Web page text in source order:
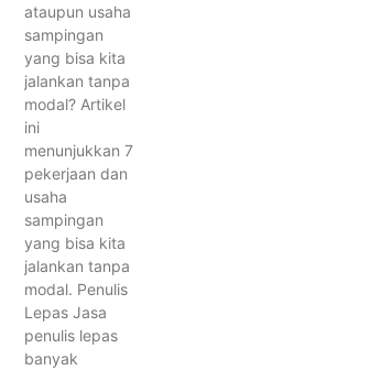
ataupun usaha
sampingan
yang bisa kita
jalankan tanpa
modal? Artikel
ini
menunjukkan 7
pekerjaan dan
usaha
sampingan
yang bisa kita
jalankan tanpa
modal. Penulis
Lepas Jasa
penulis lepas
banyak